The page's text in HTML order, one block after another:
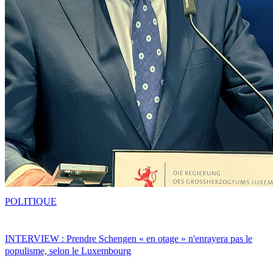
INTERVIEW : Prendre Schengen « en otage » n'enrayera pas le
populisme, selon le Luxembourg
POLITIQUE